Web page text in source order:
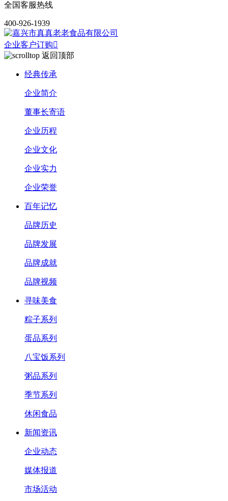
全国客服热线
400-926-1939
企业客户订购
返回顶部
经典传承
企业简介
董事长寄语
企业历程
企业文化
企业实力
企业荣誉
百年记忆
品牌历史
品牌发展
品牌成就
品牌视频
寻味美食
粽子系列
蛋品系列
八宝饭系列
粥品系列
季节系列
休闲食品
新闻资讯
企业动态
媒体报道
市场活动